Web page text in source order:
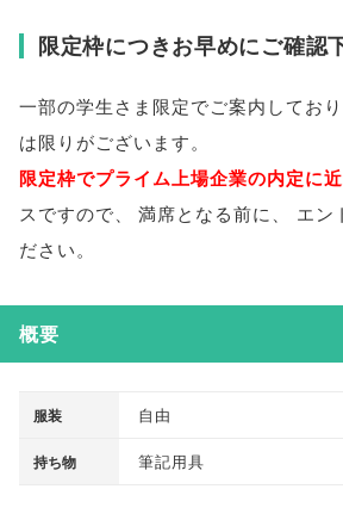
限定枠につきお早めにご確認
一部の学生さま限定でご案内してお
は限りがございます。
限定枠でプライム上場企業の内定に
スですので
満席となる前に
エン
ださい。
概要
服装 自由
持ち物 筆記用具